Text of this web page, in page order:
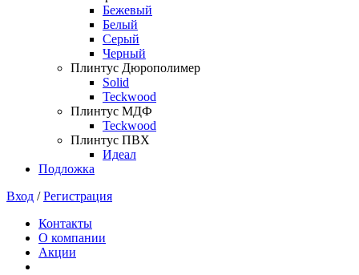
Бежевый
Белый
Серый
Черный
Плинтус Дюрополимер
Solid
Teckwood
Плинтус МДФ
Teckwood
Плинтус ПВХ
Идеал
Подложка
Вход /Регистрация
Контакты
О компании
Акции